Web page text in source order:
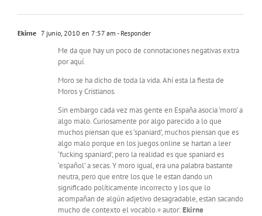
Ekirne 7 junio, 2010 en 7:57 am - Responder
Me da que hay un poco de connotaciones negativas extra
por aquí.
Moro se ha dicho de toda la vida. Ahí esta la fiesta de
Moros y Cristianos.
Sin embargo cada vez mas gente en España asocia ‘moro’ a
algo malo. Curiosamente por algo parecido a lo que
muchos piensan que es ‘spaniard’, muchos piensan que es
algo malo porque en los juegos online se hartan a leer
‘fucking spaniard’, pero la realidad es que spaniard es
‘español’ a secas. Y moro igual, era una palabra bastante
neutra, pero que entre los que le estan dando un
significado políticamente incorrecto y los que lo
acompañan de algún adjetivo desagradable, estan sacando
mucho de contexto el vocablo.» autor:Ekirne